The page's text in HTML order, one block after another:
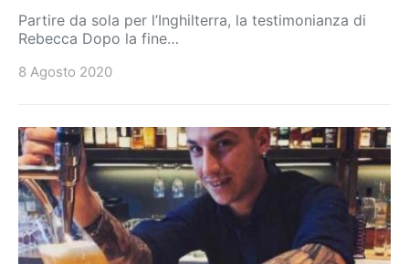
Partire da sola per l’Inghilterra, la testimonianza di
Rebecca Dopo la fine…
8 Agosto 2020